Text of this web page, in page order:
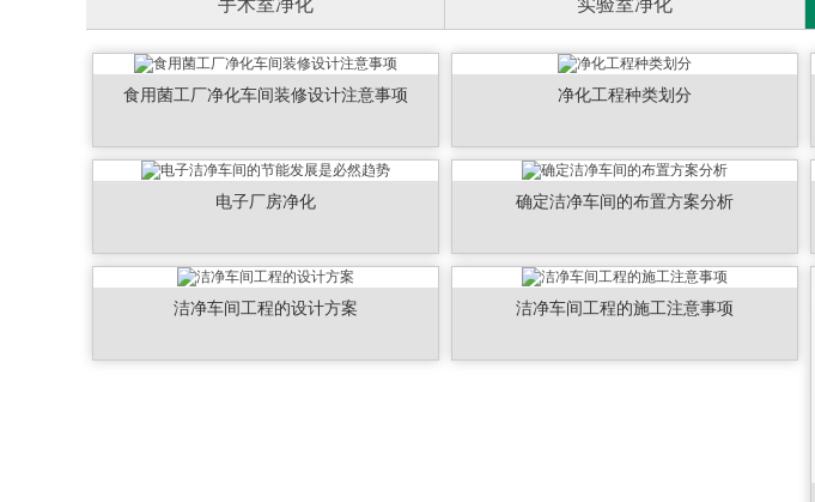
手术室净化 实验室净化
食用菌工厂净化车间装修设计注意事项 净化工程种类划分
电子厂房净化 确定洁净车间的布置方案分析
洁净车间工程的设计方案 洁净车间工程的施工注意事项